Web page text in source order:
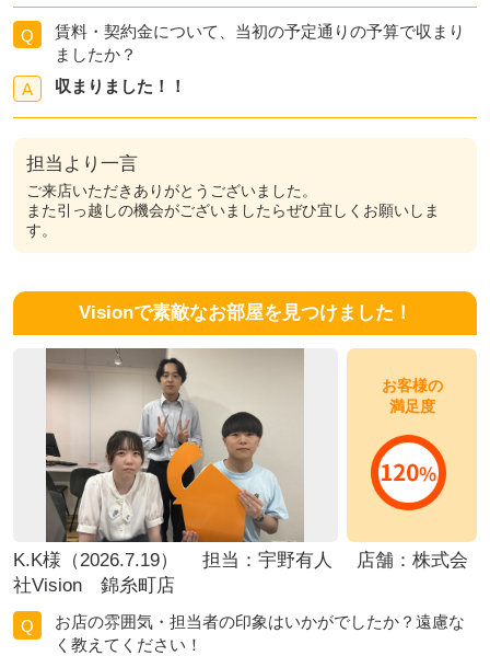
Q
賃料・契約金について、当初の予定通りの予算で収まり
ましたか？
A
収まりました！！
担当より一言
ご来店いただきありがとうございました。
また引っ越しの機会がございましたらぜひ宜しくお願いしま
す。
Visionで素敵なお部屋を見つけました！
お客様の
満足度
K.K様（2026.7.19） 担当：宇野有人 店舗：株式会
社Vision 錦糸町店
Q
お店の雰囲気・担当者の印象はいかがでしたか？遠慮な
く教えてください！